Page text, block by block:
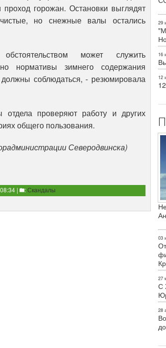
горожан. Остановки выглядят
но снежные валы остались
может служить
нормативы зимнего содержания
соблюдаться, - резюмировала
проверяют работу и других
общего пользования.
Северодвинска)
08:34 | :Скандалы
29
16
12
03
27
С
28